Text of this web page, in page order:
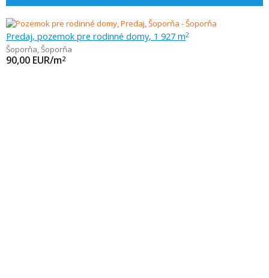
Predaj, pozemok pre rodinné domy, 1 927 m2
Šoporňa,Šoporňa
90,00 EUR/m2